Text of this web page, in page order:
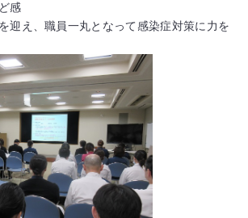
感
迎え、職員一丸となって感染症対策に力を